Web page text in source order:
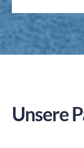
Unsere